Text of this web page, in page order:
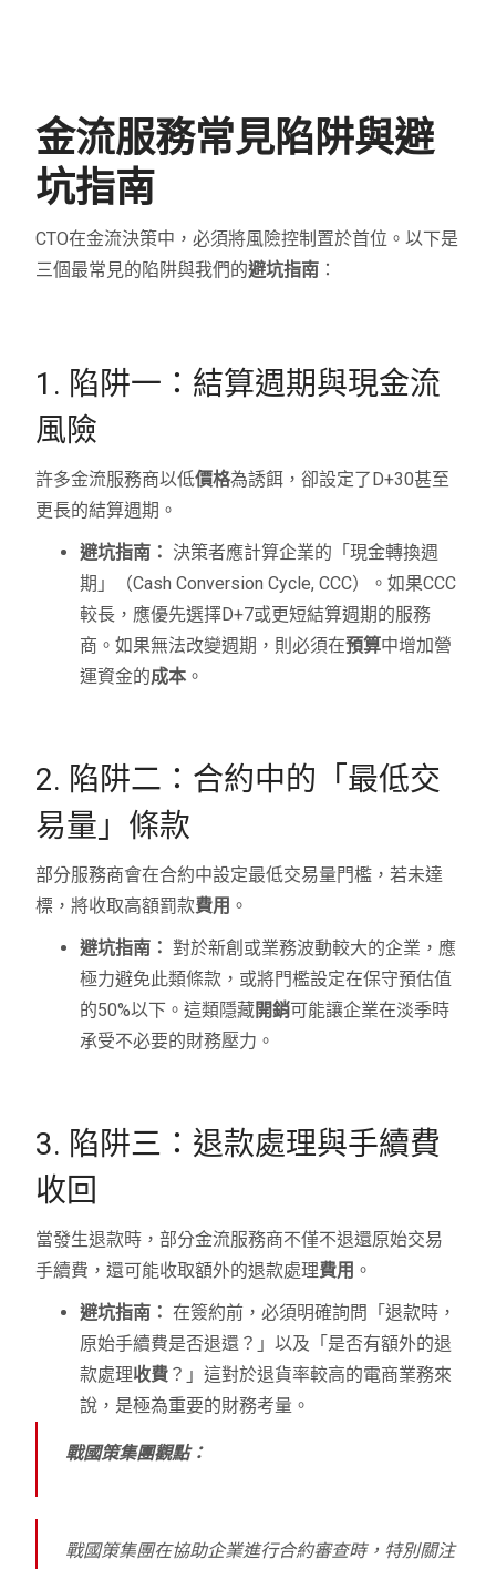
金流服務常見陷阱與避
坑指南
CTO在金流決策中，必須將風險控制置於首位。以下是
三個最常見的陷阱與我們的避坑指南 ：
1. 陷阱一：結算週期與現金流
風險
許多金流服務商以低價格為誘餌，卻設定了D+30甚至
更長的結算週期。
避坑指南： 決策者應計算企業的「現金轉換週
期」（Cash Conversion Cycle, CCC）。如果CCC
較長，應優先選擇D+7或更短結算週期的服務
商。如果無法改變週期，則必須在預算中增加營
運資金的成本 。
2. 陷阱二：合約中的「最低交
易量」條款
部分服務商會在合約中設定最低交易量門檻，若未達
標，將收取高額罰款費用 。
避坑指南： 對於新創或業務波動較大的企業，應
極力避免此類條款，或將門檻設定在保守預估值
的50%以下。這類隱藏開銷可能讓企業在淡季時
承受不必要的財務壓力。
3. 陷阱三：退款處理與手續費
收回
當發生退款時，部分金流服務商不僅不退還原始交易
手續費，還可能收取額外的退款處理費用 。
避坑指南： 在簽約前，必須明確詢問「退款時，
原始手續費是否退還？」以及「是否有額外的退
款處理收費 ？」這對於退貨率較高的電商業務來
說，是極為重要的財務考量。
戰國策集團觀點：
戰國策集團在協助企業進行合約審查時，特別關注